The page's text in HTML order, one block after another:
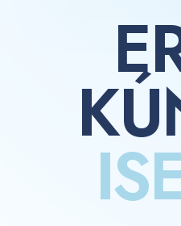
E
KÚ
IS